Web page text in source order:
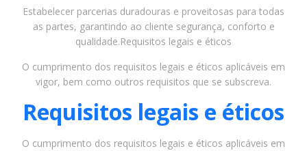
Estabelecer parcerias duradouras e proveitosas para todas
as partes, garantindo ao cliente segurança, conforto e
qualidade.Requisitos legais e éticos
O cumprimento dos requisitos legais e éticos aplicáveis em
vigor, bem como outros requisitos que se subscreva.
Requisitos legais e éticos
O cumprimento dos requisitos legais e éticos aplicáveis em